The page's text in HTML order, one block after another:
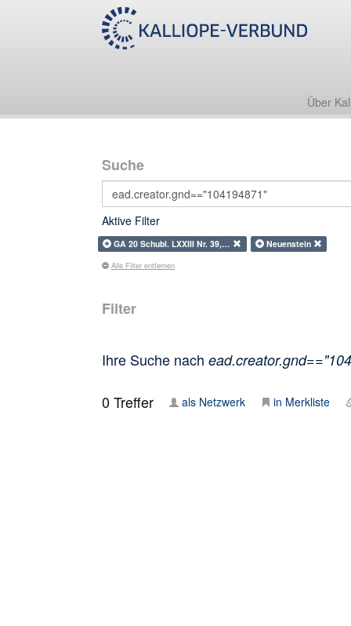
Über
Suche
Aktive Filter
GA 20 Schubl. LXXIII Nr. 39,… Neuenstein
Alle Filter entfernen
Filter
Ihre Suche nach
0Treffer als Netzwerk in Merkliste